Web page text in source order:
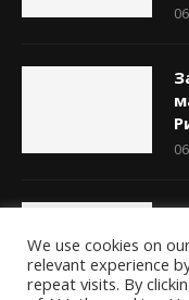
We use cookies on
relevant experience
repeat visits. By